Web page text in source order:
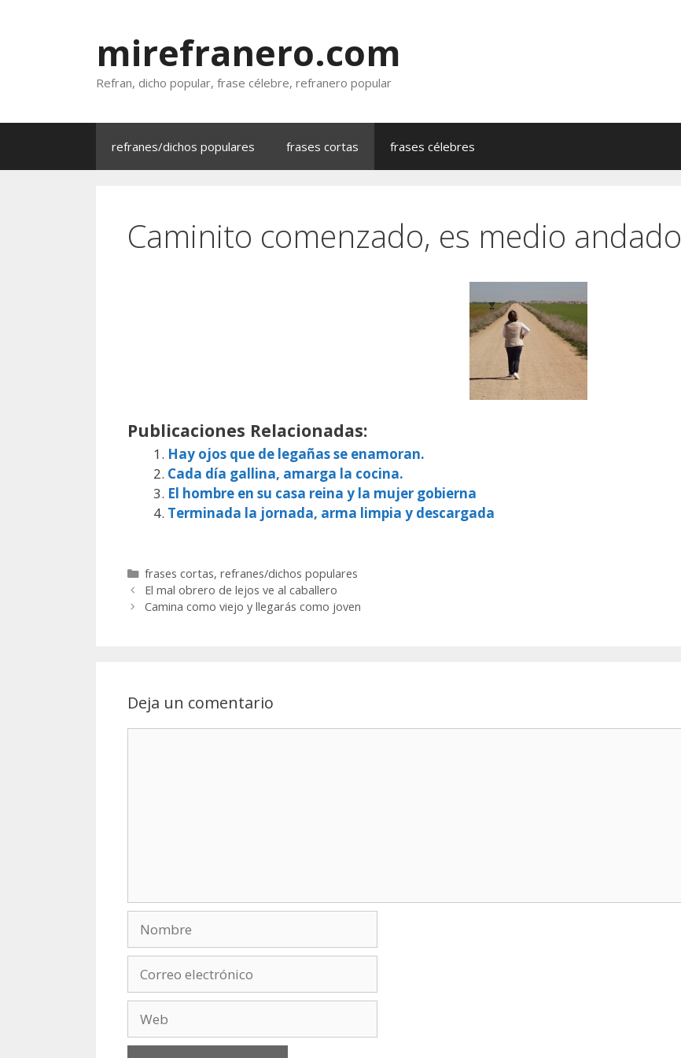
mirefranero.com
Refran, dicho popular, frase célebre, refranero popular
refranes/dichos populares frases cortas frases célebres
Caminito comenzado, es medio andado
Publicaciones Relacionadas:
Hay ojos que de legañas se enamoran.
Cada día gallina, amarga la cocina.
El hombre en su casa reina y la mujer gobierna
Terminada la jornada, arma limpia y descargada
Categorías
frases cortas, refranes/dichos populares
El mal obrero de lejos ve al caballero
Camina como viejo y llegarás como joven
Deja un comentario
electrónico